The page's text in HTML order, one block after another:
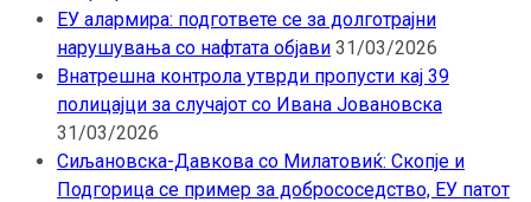
ЕУ алармира: подгответе се за долготрајни
нарушувања со нафтата објави 31/03/2026
Внатрешна контрола утврди пропусти кај 39
полицајци за случајот со Ивана Јовановска
31/03/2026
Сиљановска-Давкова со Милатовиќ: Скопје и
Подгорица се пример за добрососедство, ЕУ патот